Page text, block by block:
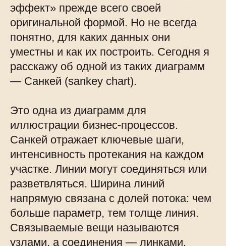
эффект» прежде всего своей
оригинальной формой. Но не всегда
понятно, для каких данных они
уместны и как их построить. Сегодня я
расскажу об одной из таких диаграмм
— Санкей (sankey chart).
Это одна из диаграмм для
иллюстрации бизнес-процессов.
Санкей отражает ключевые шаги,
интенсивность протекания на каждом
участке. Линии могут соединяться или
разветвляться. Ширина линий
напрямую связана с долей потока: чем
больше параметр, тем толще линия.
Связываемые вещи называются
узлами, а соединения — линками.